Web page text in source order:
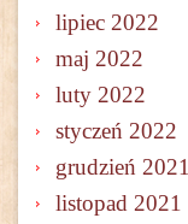
lipiec 2022
maj 2022
luty 2022
styczeń 2022
grudzień 2021
listopad 2021